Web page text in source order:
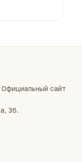
сайт
36.